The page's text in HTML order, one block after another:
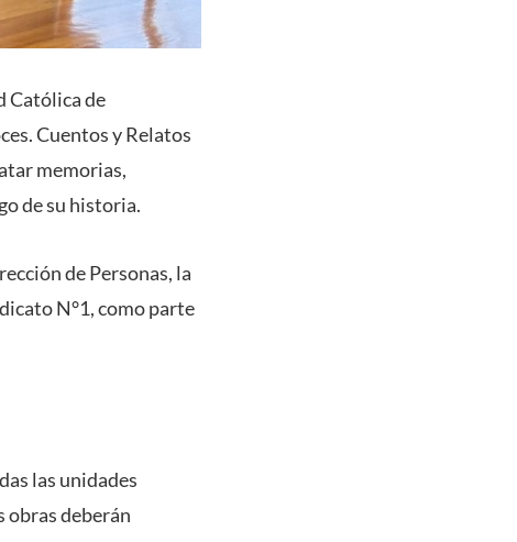
Católica de
Cuentos y Relatos
memorias,
de su historia.
de Personas, la
N°1, como parte
las unidades
obras deberán